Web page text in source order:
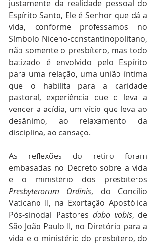
justamente da realidade pessoal do
Espírito Santo, Ele é Senhor que dá a
vida, conforme professamos no
Símbolo Niceno-constantinopolitano,
não somente o presbítero, mas todo
batizado é envolvido pelo Espírito
para uma relação, uma união íntima
que o habilita para a caridade
pastoral, experiência que o leva a
vencer a acídia, um vício que leva ao
desânimo, ao relaxamento da
disciplina, ao cansaço.
As reflexões do retiro foram
embasadas no Decreto sobre a vida
Presbyterorum Ordinis, do Concílio
Vaticano II, na Exortação Apostólica
Pós-sinodal Pastores dabo vobis, de
São João Paulo II, no Diretório para a
vida e o ministério do presbítero, do